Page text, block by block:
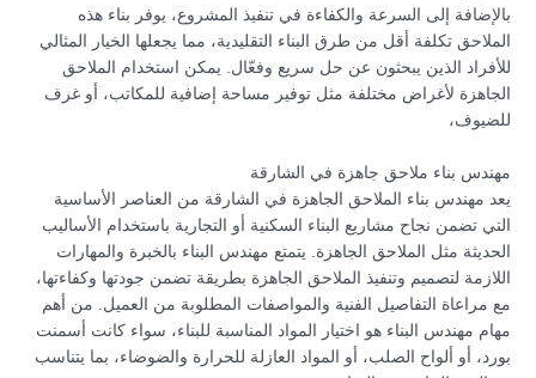
بالإضافة إلى السرعة والكفاءة في تنفيذ المشروع، يوفر بناء هذه
الملاحق تكلفة أقل من طرق البناء التقليدية، مما يجعلها الخيار المثالي
للأفراد الذين يبحثون عن حل سريع وفعّال. يمكن استخدام الملاحق
الجاهزة لأغراض مختلفة مثل توفير مساحة إضافية للمكاتب، أو غرف
للضيوف،
مهندس بناء ملاحق جاهزة في الشارقة
يعد مهندس بناء الملاحق الجاهزة في الشارقة من العناصر الأساسية
التي تضمن نجاح مشاريع البناء السكنية أو التجارية باستخدام الأساليب
الحديثة مثل الملاحق الجاهزة. يتمتع مهندس البناء بالخبرة والمهارات
اللازمة لتصميم وتنفيذ الملاحق الجاهزة بطريقة تضمن جودتها وكفاءتها،
مع مراعاة التفاصيل الفنية والمواصفات المطلوبة من العميل. من أهم
مهام مهندس البناء هو اختيار المواد المناسبة للبناء، سواء كانت أسمنت
بورد، أو ألواح الصلب، أو المواد العازلة للحرارة والضوضاء، بما يتناسب